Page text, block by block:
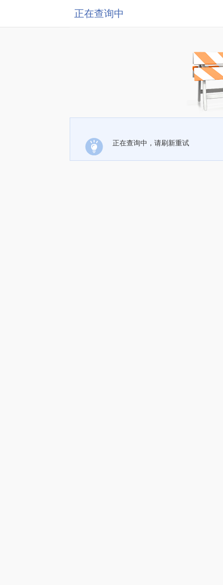
正在查询中
正在查询中，请刷新重试